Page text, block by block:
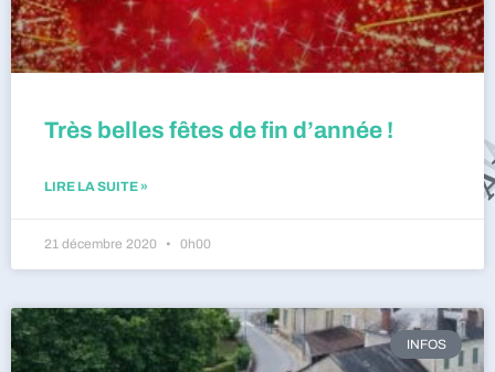
Très belles fêtes de fin d’année !
LIRE LA SUITE »
21 décembre 2020 0h00
INFOS